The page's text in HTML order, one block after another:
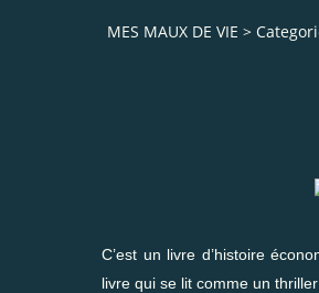
MES MAUX DE VIE >
C’est un livre d’histoire
livre qui se lit comme un